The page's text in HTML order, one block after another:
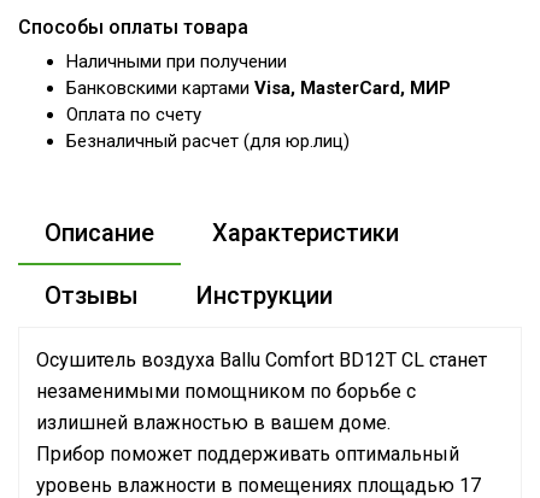
Способы оплаты товара
Наличными при получении
Банковскими картами Visa, MasterCard, МИР
Оплата по счету
Безналичный расчет (для юр.лиц)
Описание Характеристики
Отзывы Инструкции
Осушитель воздуха Ballu Comfort BD12T CL станет
незаменимыми помощником по борьбе с
излишней влажностью в вашем доме.
Прибор поможет поддерживать оптимальный
уровень влажности в помещениях площадью 17